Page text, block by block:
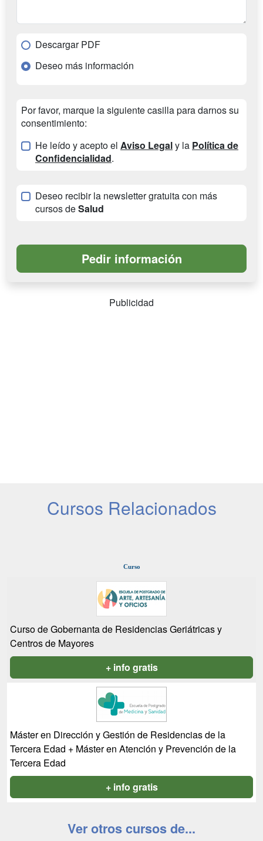
Descargar PDF
Deseo más información
Por favor, marque la siguiente casilla para darnos su
consentimiento:
He leído y acepto el Aviso Legaly la Política de
Confidencialidad.
Deseo recibir la newsletter gratuita con más
cursos deSalud
Publicidad
Cursos Relacionados
Curso
Curso de Gobernanta de Residencias Geriátricas y
Centros de Mayores
+ info gratis
Máster en Dirección y Gestión de Residencias de la
Tercera Edad + Máster en Atención y Prevención de la
Tercera Edad
+ info gratis
Ver otros cursos de...